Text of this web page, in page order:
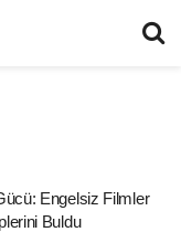
Engelsiz Filmler
Buldu